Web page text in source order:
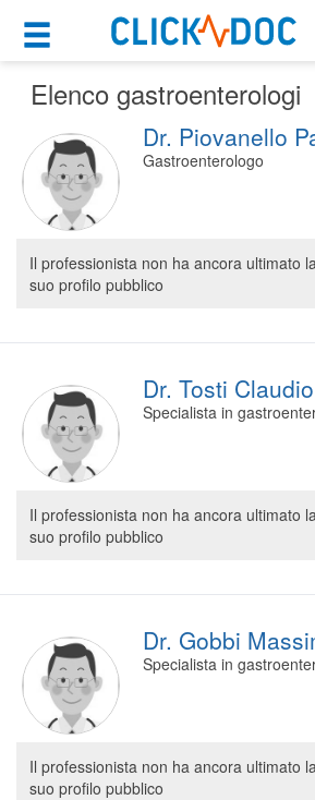
Motore di ricerca
Cerca uno
Gastroenterologo
Cosa possiamo offrirti
Per i pazienti
Prenota una visita
Ricerca specialisti
Consulti online
Per gli specialisti
Prenotazioni online
Planner e rubrica in cloud
Segreteria virtuale
Elenco gastroenterologi
Dr. Piovanello
Gastroenterologo
Il professionista non ha ancora ultimato
suo profilo pubblico
Dr. Tosti Claudio
Specialista in
Il professionista non ha ancora ultimato
suo profilo pubblico
Dr. Gobbi
Specialista in
Il professionista non ha ancora ultimato
suo profilo pubblico